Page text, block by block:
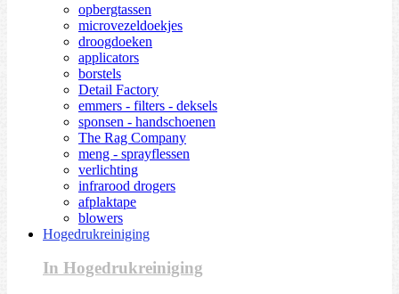
opbergtassen
microvezeldoekjes
droogdoeken
applicators
borstels
Detail Factory
emmers - filters - deksels
sponsen - handschoenen
The Rag Company
meng - sprayflessen
verlichting
infrarood drogers
afplaktape
blowers
Hogedrukreiniging
In Hogedrukreiniging